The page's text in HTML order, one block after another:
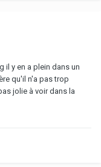
il y en a plein dans un
qu'il n'a pas trop
jolie à voir dans la